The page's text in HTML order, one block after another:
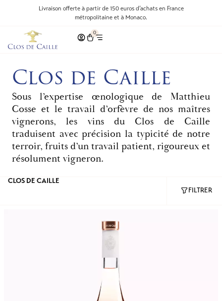
Livraison offerte à partir de 150 euros d’achats en France
métropolitaine et à Monaco.
0
Clos de Caille
Sous l’expertise œnologique de Matthieu
Cosse et le travail d’orfèvre de nos maîtres
vignerons, les vins du Clos de Caille
traduisent avec précision la typicité de notre
terroir, fruits d’un travail patient, rigoureux et
résolument vigneron.
CLOS DE CAILLE
FILTRER